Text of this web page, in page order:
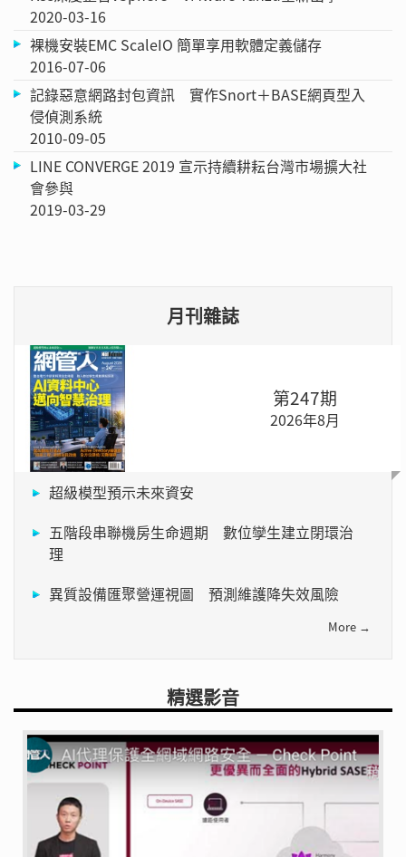
2020-03-16
裸機安裝EMC ScaleIO 簡單享用軟體定義儲存
2016-07-06
記錄惡意網路封包資訊 實作Snort＋BASE網頁型入
侵偵測系統
2010-09-05
LINE CONVERGE 2019 宣示持續耕耘台灣市場擴大社
會參與
2019-03-29
月刊雜誌
第247期
2026年8月
超級模型預示未來資安
五階段串聯機房生命週期 數位孿生建立閉環治
理
異質設備匯聚營運視圖 預測維護降失效風險
More →
精選影音